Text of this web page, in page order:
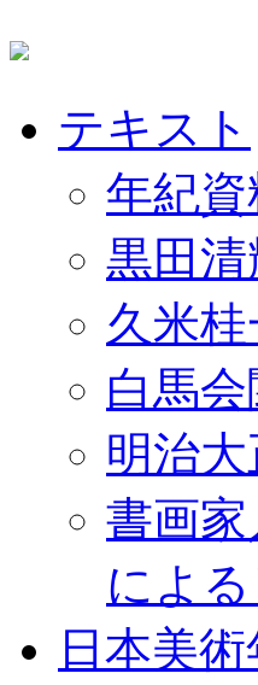
テキスト
年紀
黒田
久米
白馬
明治
書画
による
日本美